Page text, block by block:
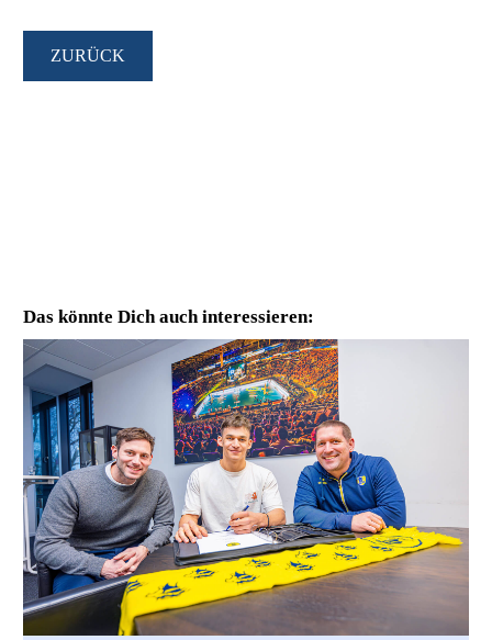
ZURÜCK
Das könnte Dich auch interessieren: